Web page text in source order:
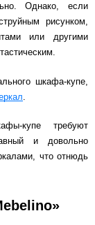
Однако, если
рисунком,
или другими
шкафа-купе,
купе требуют
и довольно
что отнюдь